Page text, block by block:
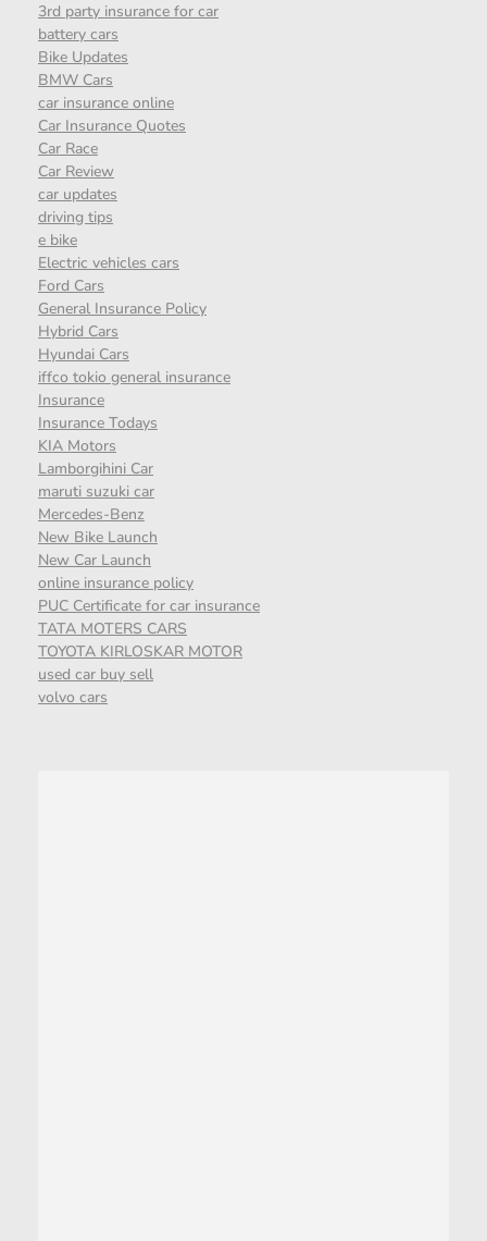
3rd party insurance for car
battery cars
Bike Updates
BMW Cars
car insurance online
Car Insurance Quotes
Car Race
Car Review
car updates
driving tips
e bike
Electric vehicles cars
Ford Cars
General Insurance Policy
Hybrid Cars
Hyundai Cars
iffco tokio general insurance
Insurance
Insurance Todays
KIA Motors
Lamborgihini Car
maruti suzuki car
Mercedes-Benz
New Bike Launch
New Car Launch
online insurance policy
PUC Certificate for car insurance
TATA MOTERS CARS
TOYOTA KIRLOSKAR MOTOR
used car buy sell
volvo cars